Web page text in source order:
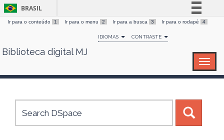
Skip
BRASIL
Simplifique!
Comunica BR
Canais
Ir para o conteúdo 1 Ir para o menu 2 Ir para a busca 3 Ir para o rodapé 4
IDIOMAS CONTRASTE
Biblioteca digital MJ